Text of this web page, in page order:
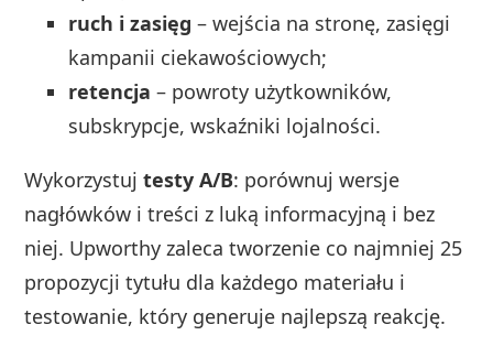
ruch i zasięg – wejścia na stronę, zasięgi
kampanii ciekawościowych;
retencja – powroty użytkowników,
subskrypcje, wskaźniki lojalności.
Wykorzystujtesty A/B: porównuj wersje
nagłówków i treści z luką informacyjną i bez
niej. Upworthy zaleca tworzenie co najmniej 25
propozycji tytułu dla każdego materiału i
testowanie, który generuje najlepszą reakcję.